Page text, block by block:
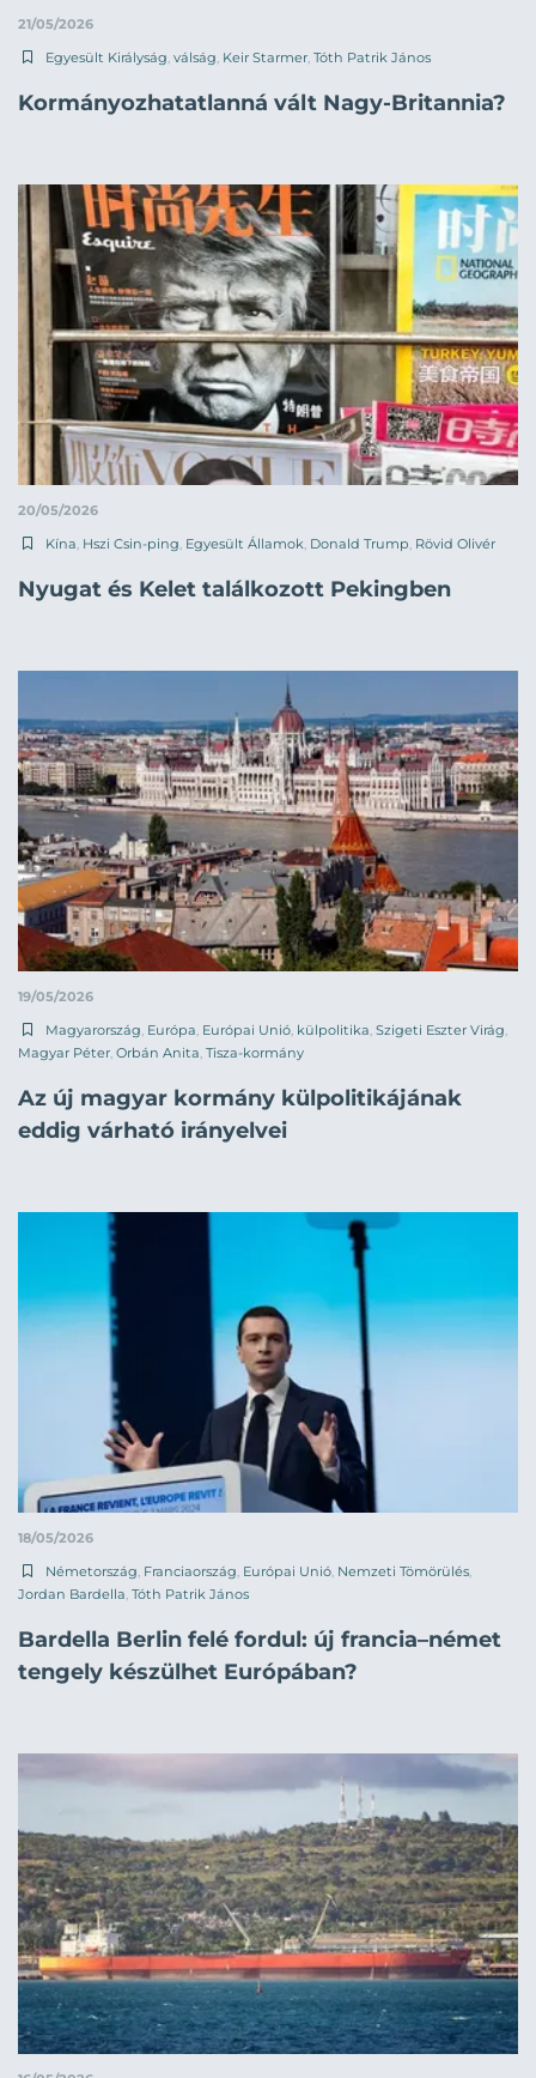
21/05/2026
Egyesült Királyság válság Keir Starmer Tóth Patrik János
Kormányozhatatlanná vált Nagy-Britannia?
20/05/2026
Kína, Hszi Csin-ping, Egyesült Államok, Donald Trump, Rövid Olivér
Nyugat és Kelet találkozott Pekingben
19/05/2026
Magyarország, Európa, Európai Unió, külpolitika, Szigeti Eszter Virág,
Magyar Péter, Orbán Anita, Tisza-kormány
Az új magyar kormány külpolitikájának
eddig várható irányelvei
18/05/2026
Németország, Franciaország, Európai Unió, Nemzeti Tömörülés,
Jordan Bardella, Tóth Patrik János
Bardella Berlin felé fordul: új francia–német
tengely készülhet Európában?